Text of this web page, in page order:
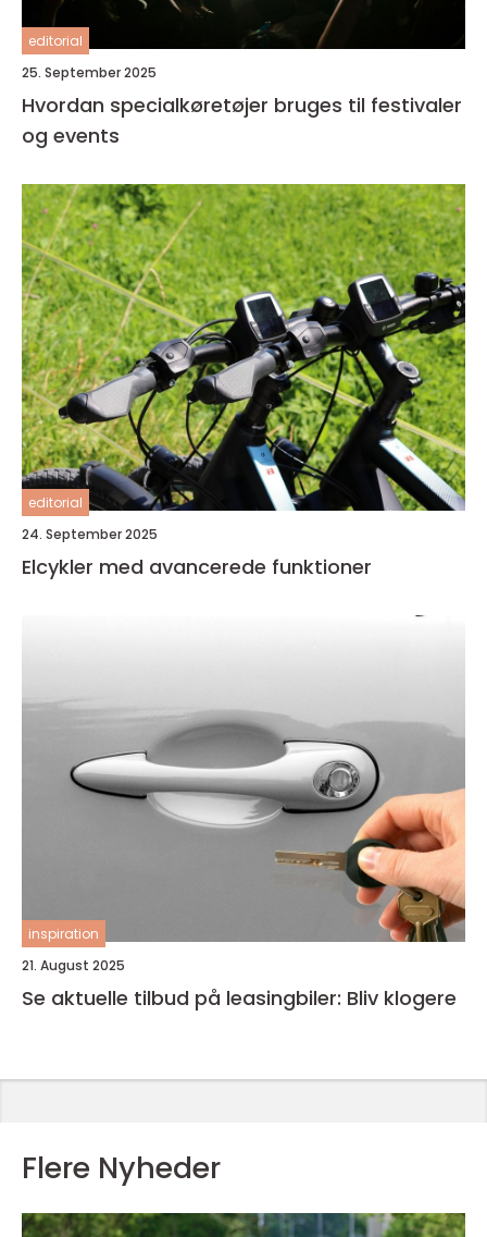
editorial
25. September 2025
Hvordan specialkøretøjer bruges til festivaler
og events
editorial
24. September 2025
Elcykler med avancerede funktioner
inspiration
21. August 2025
Se aktuelle tilbud på leasingbiler: Bliv klogere
Flere Nyheder